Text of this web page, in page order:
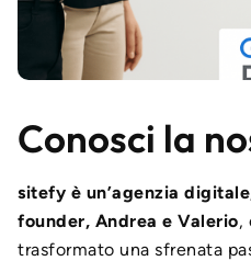
Conosci la
sitefy è un’agenzia
founder, Andrea e Valerio,
trasformato una sfrenata